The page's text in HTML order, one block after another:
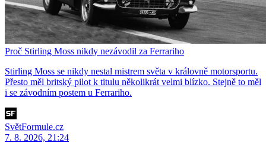
Proč Stirling Moss nikdy nezávodil za Ferrariho
Stirling Moss se nikdy nestal mistrem světa v královně motorsportu.
Přesto měl britský pilot k titulu několikrát velmi blízko. Stejně to měl
i se závodním postem u Ferrariho.
SvětFormule.cz
7. 8. 2026, 21:24